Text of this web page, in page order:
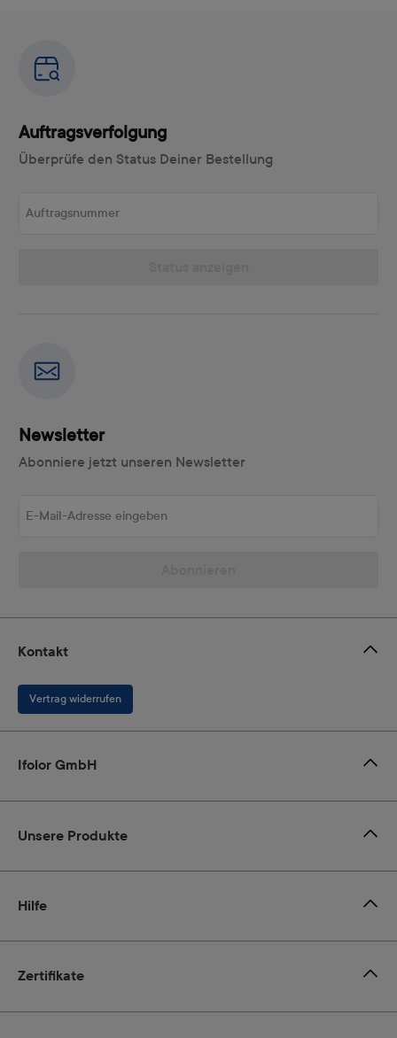
Auftragsverfolgung
Überprüfe den Status Deiner Bestellung
Newsletter
Abonniere jetzt unseren Newsletter
Zertifikate
Kontakt
Vertrag widerrufen
Ifolor GmbH
Unsere Produkte
Hilfe